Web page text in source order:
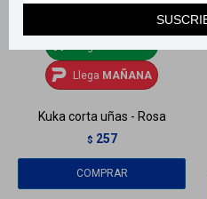
Llega MAÑANA
Kuka corta uñas - Rosa
$ 257